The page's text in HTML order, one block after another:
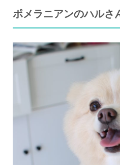
ポメラニアンのハルさ